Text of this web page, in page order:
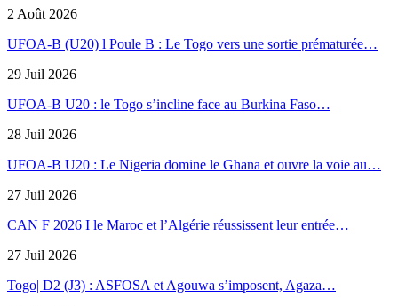
2 Août 2026
UFOA-B (U20) l Poule B : Le Togo vers une sortie prématurée…
29 Juil 2026
UFOA-B U20 : le Togo s’incline face au Burkina Faso…
28 Juil 2026
UFOA-B U20 : Le Nigeria domine le Ghana et ouvre la voie au…
27 Juil 2026
CAN F 2026 I le Maroc et l’Algérie réussissent leur entrée…
27 Juil 2026
Togo| D2 (J3) : ASFOSA et Agouwa s’imposent, Agaza…